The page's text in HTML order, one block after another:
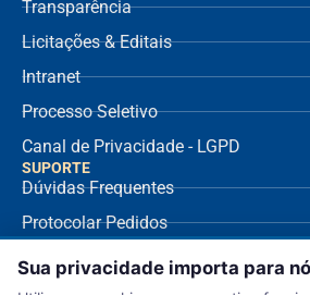
Transparência
Licitações & Editais
Intranet
Processo Seletivo
Canal de Privacidade - LGPD
SUPORTE
Dúvidas Frequentes
Protocolar Pedidos
Envio de NF Fornecedor
Sua privacidade importa para